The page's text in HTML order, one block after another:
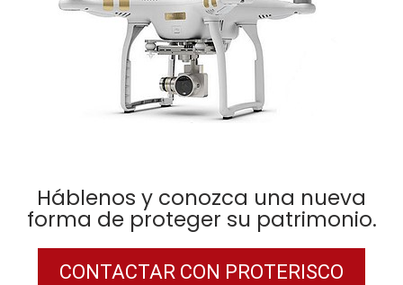
Háblenos y conozca una nueva
forma de proteger su patrimonio.
CONTACTAR CON PROTERISCO